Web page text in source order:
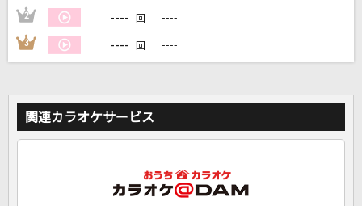
2 ---- 回 ----
3 ---- 回 ----
関連カラオケサービス